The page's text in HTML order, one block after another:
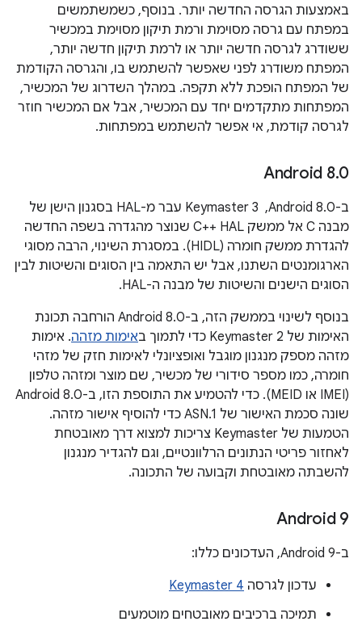
באמצעות הגרסה החדשה יותר. בנוסף, כשמשתמשים
במפתח עם גרסה מסוימת ורמת תיקון מסוימת במכשיר
ששודרג לגרסה חדשה יותר או לרמת תיקון חדשה יותר,
המפתח משודרג לפני שאפשר להשתמש בו, והגרסה הקודמת
של המפתח הופכת ללא תקפה. במהלך השדרוג של המכשיר,
המפתחות מתקדמים יחד עם המכשיר, אבל אם המכשיר חוזר
לגרסה קודמת, אי אפשר להשתמש במפתחות.
Android 8.0
ב-Android 8.0, ‏ Keymaster 3 עבר מ-HAL בסגנון הישן של
מבנה C אל ממשק C++ HAL שנוצר מהגדרה בשפה החדשה
להגדרת ממשק חומרה (HIDL). במסגרת השינוי, הרבה מסוגי
הארגומנטים השתנו, אבל יש התאמה בין הסוגים והשיטות לבין
הסוגים הישנים והשיטות של מבנה ה-HAL.
בנוסף לשינוי בממשק הזה, ב-Android 8.0 הורחבה תכונת
האימות של Keymaster 2 כדי לתמוך ב
אימות מזהה. אימות
מזהה מספק מנגנון מוגבל ואופציונלי לאימות חזק של מזהי
חומרה, כמו מספר סידורי של מכשיר, שם מוצר ומזהה טלפון
(IMEI או MEID). כדי להטמיע את התוספת הזו, ב-Android 8.0
שונה סכמת האישור של ASN.1 כדי להוסיף אישור מזהה.
הטמעות של Keymaster צריכות למצוא דרך מאובטחת
לאחזור פריטי הנתונים הרלוונטיים, וגם להגדיר מנגנון
להשבתה מאובטחת וקבועה של התכונה.
‫Android 9
ב-Android 9, העדכונים כללו:
עדכון לגרסה Keymaster 4
תמיכה ברכיבים מאובטחים מוטמעים